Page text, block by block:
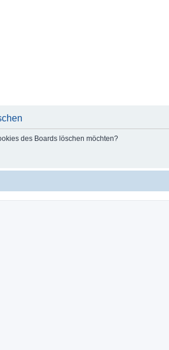
des Boards löschen möchten?